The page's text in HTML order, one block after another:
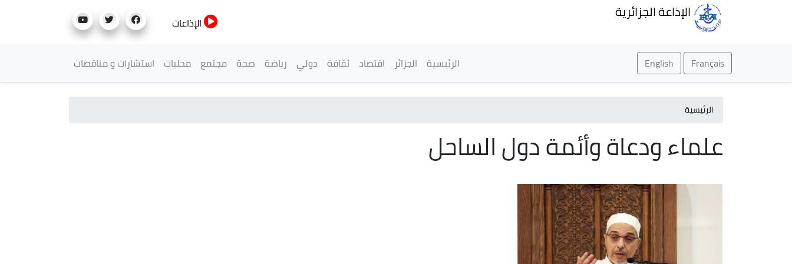
الإذاعة الجزائرية
الإذاعات
Français
English القائمة الرئيسية
الرئيسية الجزائر اقتصاد ثقافة دولي رياضة صحة مجتمع محليات استشارات و مناقصات
الرئيسية
علماء ودعاة وأئمة دول الساحل